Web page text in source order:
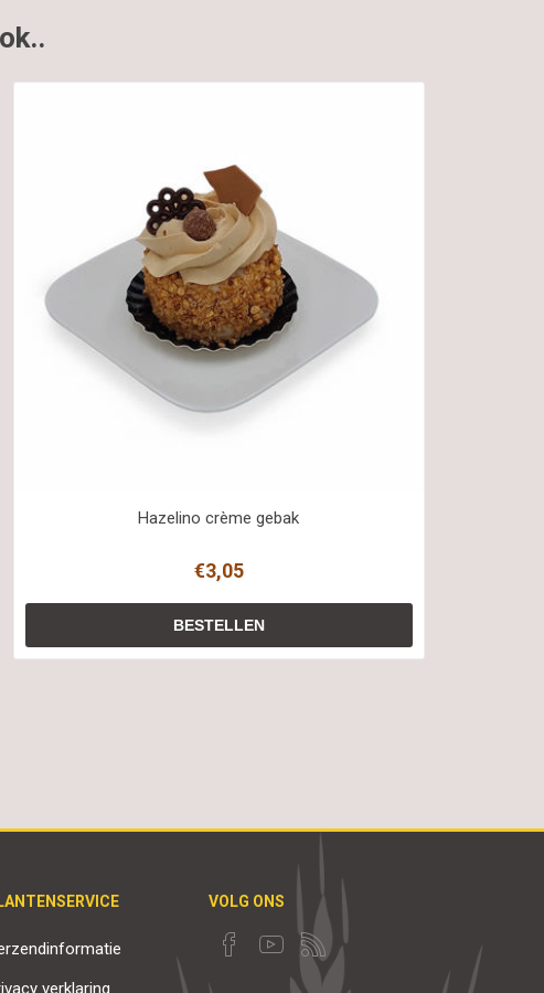
Hazelino crème gebak
€3,05
verklaring
VOLG ONS